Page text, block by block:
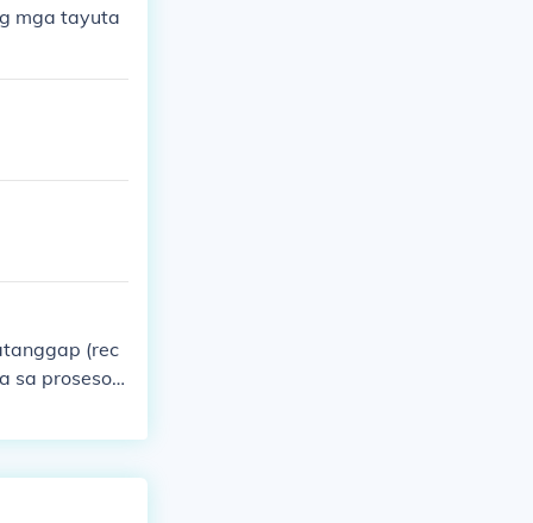
mga tayuta
(rec
sa proseso n